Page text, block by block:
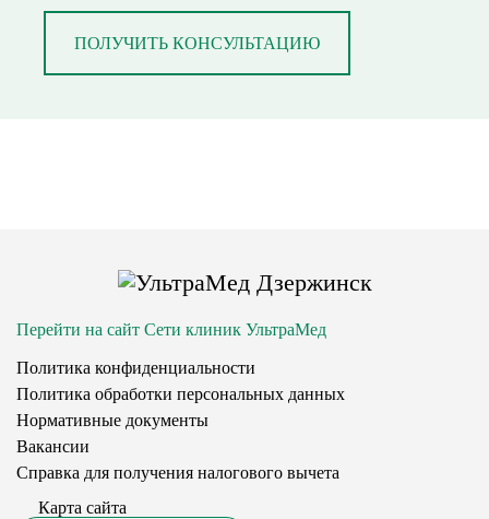
ПОЛУЧИТЬ КОНСУЛЬТАЦИЮ
Перейти на сайт Сети клиник УльтраМед
Политика конфиденциальности
Политика обработки персональных данных
Нормативные документы
Вакансии
Справка для получения налогового вычета
Карта сайта